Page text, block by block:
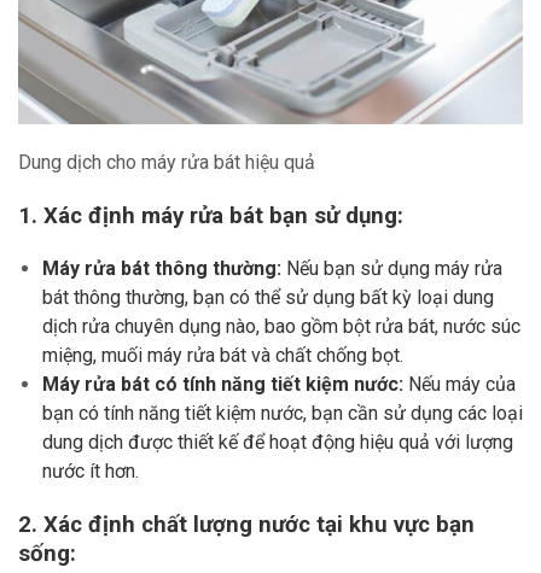
Dung dịch cho máy rửa bát hiệu quả
1. Xác định máy rửa bát bạn sử dụng:
Máy rửa bát thông thường: Nếu bạn sử dụng máy rửa
bát thông thường, bạn có thể sử dụng bất kỳ loại dung
dịch rửa chuyên dụng nào, bao gồm bột rửa bát, nước súc
miệng, muối máy rửa bát và chất chống bọt.
Máy rửa bát có tính năng tiết kiệm nước: Nếu máy của
bạn có tính năng tiết kiệm nước, bạn cần sử dụng các loại
dung dịch được thiết kế để hoạt động hiệu quả với lượng
nước ít hơn.
2. Xác định chất lượng nước tại khu vực bạn
sống: